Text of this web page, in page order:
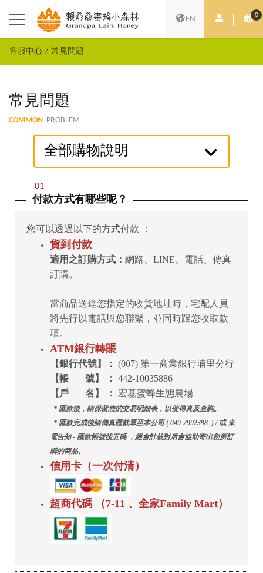
EN 會員中心0
購
客服中心 常見問題
常見問題
COMMON PROBLEM
全部購物說明
01
付款方式有哪些呢？
您可以透過以下的方式付款 ：
貨到付款
適用之訂購方式： 網路、LINE、電話、傳真
訂購。
當商品送達您指定的收貨地址時，宅配人員
將先行以電話與您聯繫，並同時跟您收取款
項。
ATM銀行轉賬
【銀行代號】： (007) 第一商業銀行埔里分行
【帳 號】 ： 442-10035886
【戶 名】 ： 宏基蜜蜂生態農場
* 匯款後，請保留您的交易明細表，以便傳真及查詢。
* 匯款完成後請傳真匯款單至本公司 ( 049-2992398 ) /或 來
電告知 - 匯款帳號後五碼 ， 經會計核對后會協助寄出您所訂
購的商品。
信用卡（一次付清）
超商代碼 （7-11 、全家Family Mart）